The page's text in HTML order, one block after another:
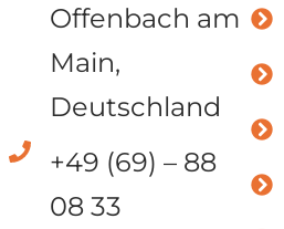
Offenbach am
Main,
Deutschland
+49 (69) – 88
08 33